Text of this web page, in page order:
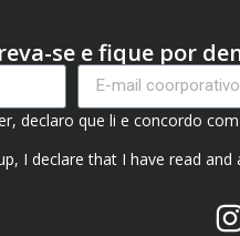
se e fique por
declaro que li e concordo
I declare that I have read and